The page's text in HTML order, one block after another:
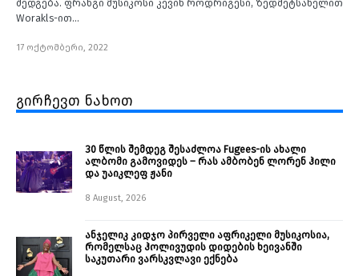
შედგება. ფრანგი მუსიკოსი კევინ როდრიგესი, ზედმეტსახელით
Worakls-ით…
17 ოქტომბერი, 2022
გირჩევთ ნახოთ
30 წლის შემდეგ შესაძლოა Fugees-ის ახალი
ალბომი გამოვიდეს – რას ამბობენ ლორენ ჰილი
და უაიკლეფ ჟანი
8 August, 2026
ანჯელიკ კიდჯო პირველი აფრიკელი მუსიკოსია,
რომელსაც ჰოლივუდის დიდების ხეივანში
საკუთარი ვარსკვლავი ექნება